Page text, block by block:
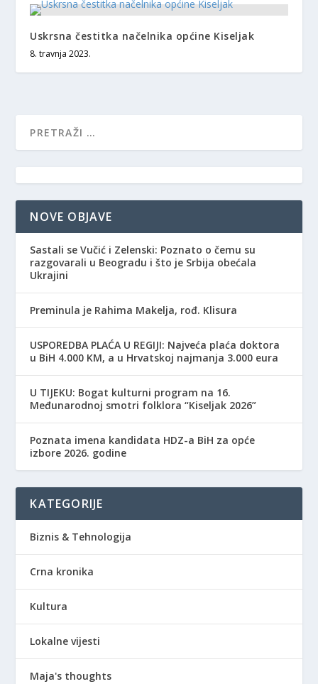
Uskrsna čestitka načelnika općine Kiseljak
8. travnja 2023.
NOVE OBJAVE
Sastali se Vučić i Zelenski: Poznato o čemu su
razgovarali u Beogradu i što je Srbija obećala
Ukrajini
Preminula je Rahima Makelja, rođ. Klisura
USPOREDBA PLAĆA U REGIJI: Najveća plaća doktora
u BiH 4.000 KM, a u Hrvatskoj najmanja 3.000 eura
​U TIJEKU: Bogat kulturni program na 16.
Međunarodnoj smotri folklora “Kiseljak 2026”
Poznata imena kandidata HDZ-a BiH za opće
izbore 2026. godine
KATEGORIJE
Biznis & Tehnologija
Crna kronika
Kultura
Lokalne vijesti
Maja's thoughts